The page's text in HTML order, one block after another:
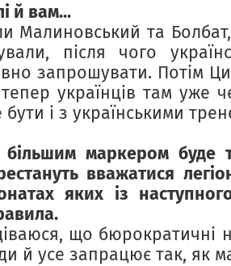
й вам...
Малиновський та
після чого
запрошувати. Потім
українців там уже
бути і з українськими
маркером буде
вважатися
яких із
що бюрократичні
й усе запрацює так, як